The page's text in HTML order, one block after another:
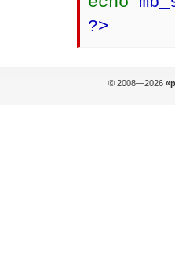
?>
© 2008—2026